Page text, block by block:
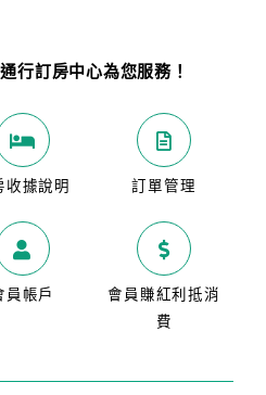
行訂房中心為您服務！
收據說明 訂單管理
員帳戶
會員賺紅利抵消
費